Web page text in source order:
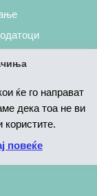
ќе го направат
дека тоа не ви
користите.
повеќе